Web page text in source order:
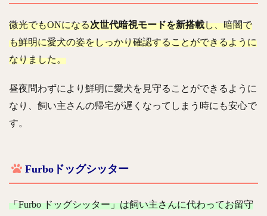
微光でもONになる次世代暗視モードを新搭載し、暗闇で
も鮮明に愛犬の姿をしっかり確認することができるように
なりました。
昼夜問わずにより鮮明に愛犬を見守ることができるように
なり、飼い主さんの帰宅が遅くなってしまう時にも安心で
す。
Furboドッグシッター
「Furbo ドッグシッター」は飼い主さんに代わってお留守